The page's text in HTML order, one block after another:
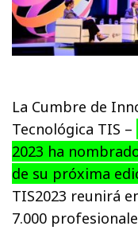
La Cumbre de
Tecnológica TIS –
2023 ha
de su próxima
TIS2023 reunirá
7.000